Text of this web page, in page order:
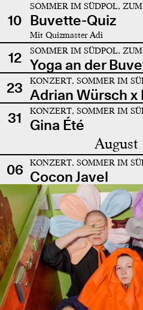
10
SOMMER IM SÜDPOL,
Buvette-Quiz
Mit Quizmaster Adi
12 SOMMER IM SÜDPOL,
Yoga an der
23
KONZERT, SOMMER IM
Adrian Würsch x
31
KONZERT, SOMMER IM
Gina Été
August
06 KONZERT, SOMMER IM
Cocon Javel